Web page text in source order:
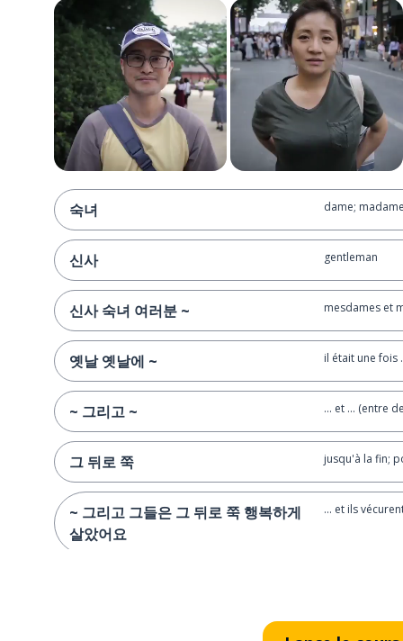
숙녀 dame; madame
신사 gentleman
신사 숙녀 여러분 ~ mesdames et
옛날 옛날에 ~ il était une fois
~ 그리고 ~ ... et ... (entre
그 뒤로 쭉 jusqu'à la fin;
~ 그리고 그들은 그 뒤로 쭉 행복하게
살았어요
... et ils